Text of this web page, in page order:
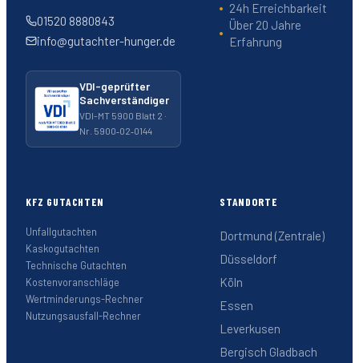
01520 8880843
info@gutachter-hunger.de
VDI-geprüfter
Sachverständiger
VDI-MT 5900 Blatt 2 ·
Nr. 5900‑02‑0144
24h Erreichbarkeit
Über 20 Jahre
Erfahrung
KFZ GUTACHTEN
Unfallgutachten
Kaskogutachten
Technische Gutachten
Kostenvoranschläge
Wertminderungs-Rechner
Nutzungsausfall-Rechner
STANDORTE
Dortmund (Zentrale)
Düsseldorf
Köln
Essen
Leverkusen
Bergisch Gladbach